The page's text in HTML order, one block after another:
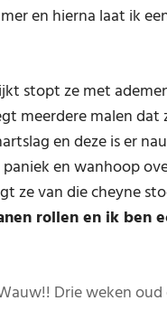
en hierna laat ik
stopt ze met
meerdere malen
en deze is er
en wanhoop
ze van die cheyne
rollen en ik ben
Drie weken oud